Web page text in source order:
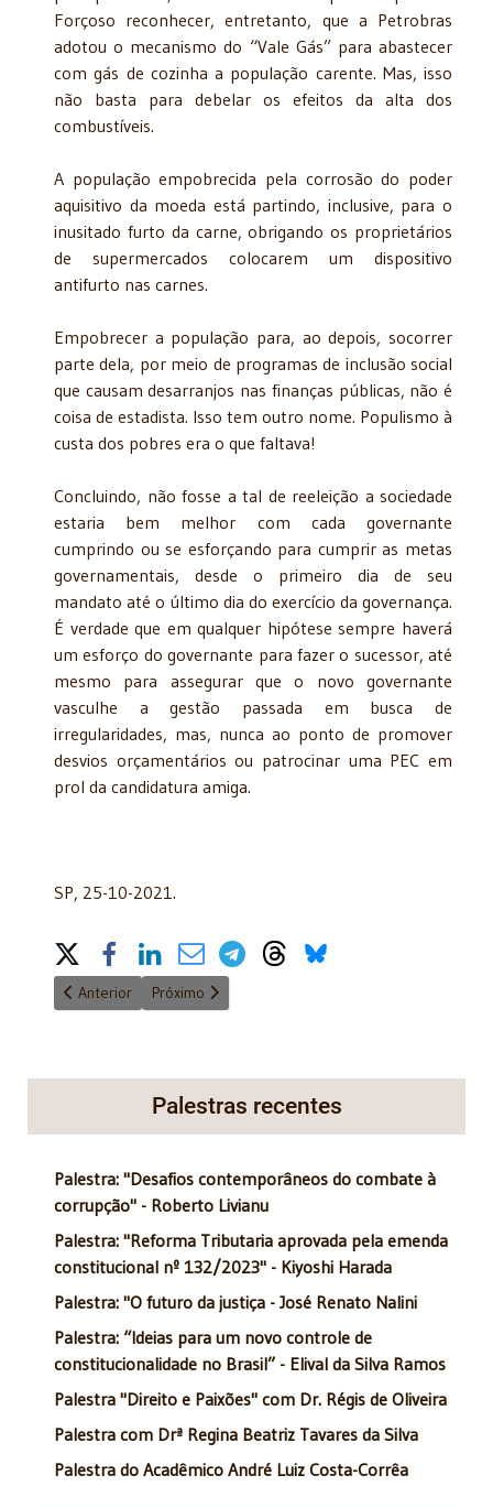
Forçoso reconhecer, entretanto, que a Petrobras
adotou o mecanismo do “Vale Gás” para abastecer
com gás de cozinha a população carente. Mas, isso
não basta para debelar os efeitos da alta dos
combustíveis.
A população empobrecida pela corrosão do poder
aquisitivo da moeda está partindo, inclusive, para o
inusitado furto da carne, obrigando os proprietários
de supermercados colocarem um dispositivo
antifurto nas carnes.
Empobrecer a população para, ao depois, socorrer
parte dela, por meio de programas de inclusão social
que causam desarranjos nas finanças públicas, não é
coisa de estadista. Isso tem outro nome. Populismo à
custa dos pobres era o que faltava!
Concluindo, não fosse a tal de reeleição a sociedade
estaria bem melhor com cada governante
cumprindo ou se esforçando para cumprir as metas
governamentais, desde o primeiro dia de seu
mandato até o último dia do exercício da governança.
É verdade que em qualquer hipótese sempre haverá
um esforço do governante para fazer o sucessor, até
mesmo para assegurar que o novo governante
vasculhe a gestão passada em busca de
irregularidades, mas, nunca ao ponto de promover
desvios orçamentários ou patrocinar uma PEC em
prol da candidatura amiga.
SP, 25-10-2021.
Share on Social Media
Artigo anterior: Com as melhores intenções
Anterior Próximo artigo: Princípios constitucionais:
Próximo
Palestras recentes
Palestra: "Desafios contemporâneos do combate à
corrupção" - Roberto Livianu
Palestra: "Reforma Tributaria aprovada pela emenda
constitucional nº 132/2023" - Kiyoshi Harada
Palestra: "O futuro da justiça - José Renato Nalini
Palestra: “Ideias para um novo controle de
constitucionalidade no Brasil” - Elival da Silva Ramos
Palestra "Direito e Paixões" com Dr. Régis de Oliveira
Palestra com Drª Regina Beatriz Tavares da Silva
Palestra do Acadêmico André Luiz Costa-Corrêa